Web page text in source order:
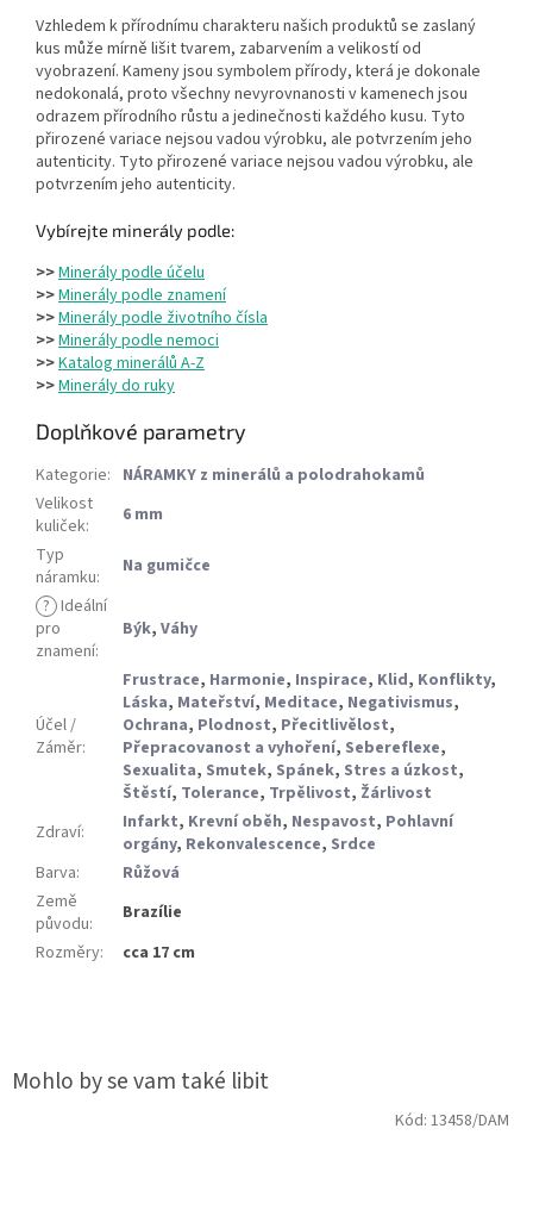
Vzhledem k přírodnímu charakteru našich produktů se zaslaný
kus může mírně lišit tvarem, zabarvením a velikostí od
vyobrazení. Kameny jsou symbolem přírody, která je dokonale
nedokonalá, proto všechny nevyrovnanosti v kamenech jsou
odrazem přírodního růstu a jedinečnosti každého kusu. Tyto
přirozené variace nejsou vadou výrobku, ale potvrzením jeho
autenticity. Tyto přirozené variace nejsou vadou výrobku, ale
potvrzením jeho autenticity.
Vybírejte minerály podle:
>>Minerály podle účelu
>>Minerály podle znamení
>>Minerály podle životního čísla
>>Minerály podle nemoci
>>Katalog minerálů A-Z
>>Minerály do ruky
Doplňkové parametry
Kategorie: NÁRAMKY z minerálů a polodrahokamů
Velikost
kuliček:
6 mm
Typ
náramku:
Na gumičce
? Ideální
pro
znamení:
Býk, Váhy
Účel /
Záměr:
Frustrace, Harmonie, Inspirace, Klid, Konflikty,
Láska, Mateřství, Meditace, Negativismus,
Ochrana, Plodnost, Přecitlivělost,
Přepracovanost a vyhoření, Sebereflexe,
Sexualita, Smutek, Spánek, Stres a úzkost,
Štěstí, Tolerance, Trpělivost, Žárlivost
Zdraví: Infarkt, Krevní oběh, Nespavost, Pohlavní
orgány, Rekonvalescence, Srdce
Barva:
Růžová
Země
původu:
Brazílie
Rozměry: cca 17 cm
Kód: 13458/DAM